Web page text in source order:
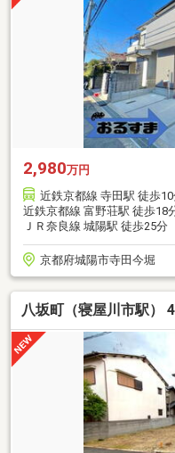
2,980万円
近鉄京都線 寺田駅 徒歩10
近鉄京都線 富野荘駅 徒歩18
ＪＲ奈良線 城陽駅 徒歩25分
京都府城陽市寺田今堀
八坂町（寝屋川市駅）